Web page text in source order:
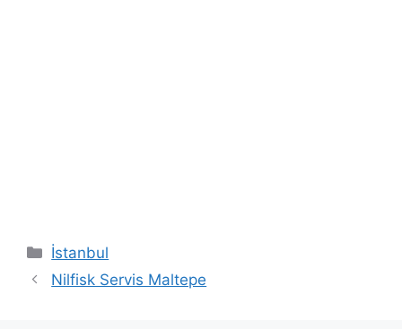
Kategoriler
İstanbul
Nilfisk Servis Maltepe